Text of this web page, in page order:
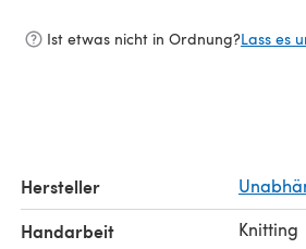
Ist etwas nicht in Ordnung?Lass es
Hersteller
Handarbeit Knitting